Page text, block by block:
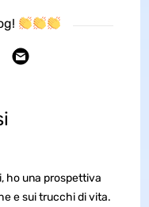
ho una prospettiva
e sui trucchi di vita.